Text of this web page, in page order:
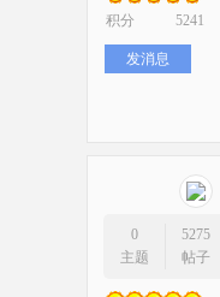
积分 5241
发消息
0
主题
5275
帖子